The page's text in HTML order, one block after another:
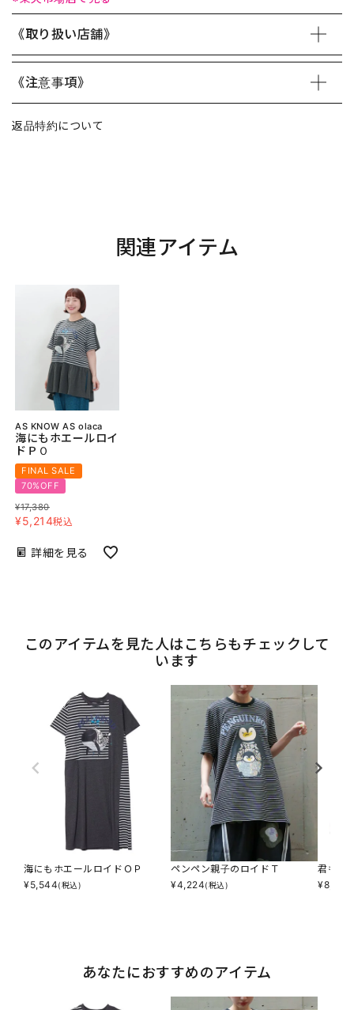
《取り扱い店舗》
《注意事項》
返品特約について
関連アイテム
AS KNOW AS olaca
海にもホエールロイ
ドＰＯ
FINAL SALE
70%OFF
¥17,380
¥5,214税込
詳細を見る
このアイテムを見た人はこちらもチェックして
います
海にもホエールロイドＯＰ
¥5,544(税込)
ペンペン親子のロイドＴ
¥4,224(税込)
君も仲
¥8,140
あなたにおすすめのアイテム